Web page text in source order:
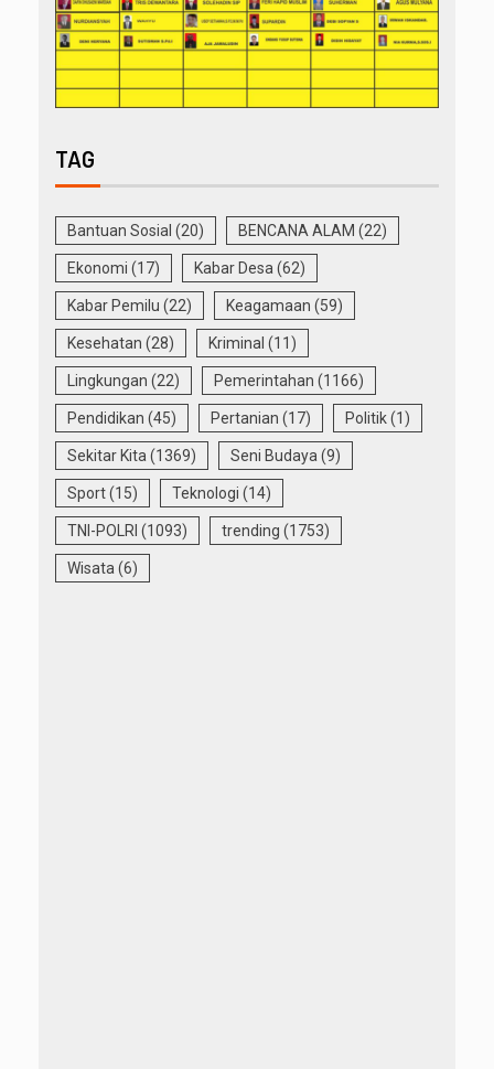
TAG
Bantuan Sosial (20) BENCANA ALAM (22)
Ekonomi (17) Kabar Desa(62)
Kabar Pemilu (22) Keagamaan (59)
Kesehatan (28) Kriminal (11)
Lingkungan (22) Pemerintahan (1166)
Pendidikan (45) Pertanian (17) Politik(1)
Sekitar Kita(1369) Seni Budaya(9)
Sport(15) Teknologi (14)
TNI-POLRI (1093) trending (1753)
Wisata(6)